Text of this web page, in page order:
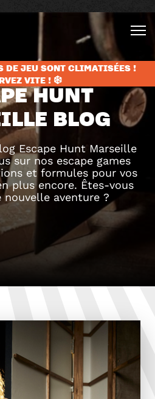
DE JEU SONT CLIMATISÉES !
VITE ! ❄️
HUNT
BLOG
Escape Hunt Marseille
sur nos escape games
et formules pour vos
plus encore. Êtes-vous
aventure ?